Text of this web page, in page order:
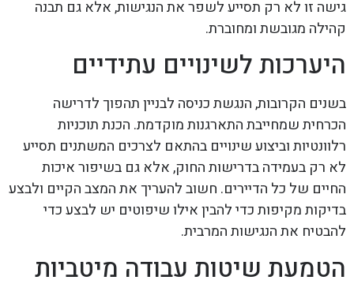
גישה זו לא רק תסייע לשפר את הנגישות, אלא גם תבנה
קהילה מגובשת ומחוברת.
היערכות לשינויים עתידיים
בשנים הקרובות, הנגשת כניסה לבניין תהפוך לדרישה
הכרחית שמחייבת התארגנות מוקדמת. הכנת תוכניות
רלוונטיות וביצוע שינויים בהתאם לצרכים המשתנים תסייע
לא רק בעמידה בדרישות החוק, אלא גם בשיפור איכות
החיים של כל הדיירים. חשוב להעריך את המצב הקיים ולבצע
בדיקות מקיפות כדי להבין אילו שיפוטים יש לבצע כדי
להבטיח את הנגישות המרבית.
הטמעת שיטות עבודה מיטביות